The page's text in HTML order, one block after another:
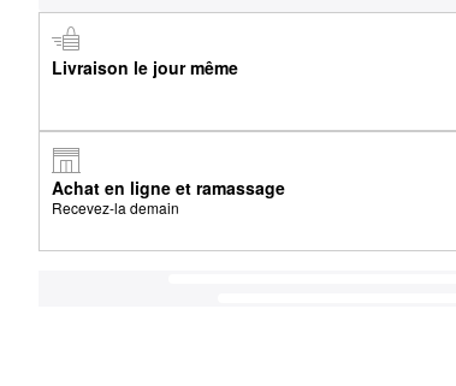
Livraison le jour même
Achat en ligne et ramassage
Recevez-la demain